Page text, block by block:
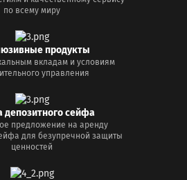
по всему миру
продукты
вкладам и условиям
управления
депозитного сейфа
предложение на аренду
для безупречной защиты
ценностей